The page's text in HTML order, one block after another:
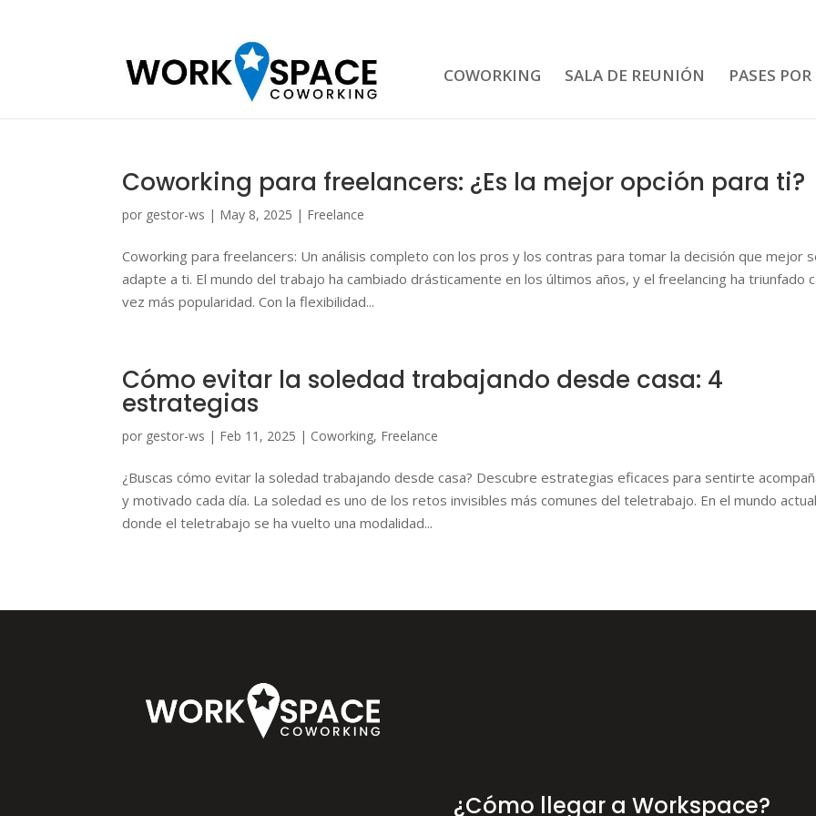
COWORKING SALA DE REUNIÓN PASES
Coworking para freelancers: ¿Es la mejor opción para ti?
por gestor-ws | May 8, 2025 | Freelance
Coworking para freelancers: Un análisis completo con los pros y los contras para tomar la decisión que mejor
adapte a ti. El mundo del trabajo ha cambiado drásticamente en los últimos años, y el freelancing ha triunfado
vez más popularidad. Con la flexibilidad...
Cómo evitar la soledad trabajando desde casa: 4
estrategias
por gestor-ws | Feb 11, 2025 | Coworking, Freelance
¿Buscas cómo evitar la soledad trabajando desde casa? Descubre estrategias eficaces para sentirte
y motivado cada día. La soledad es uno de los retos invisibles más comunes del teletrabajo. En el mundo
donde el teletrabajo se ha vuelto una modalidad...
¿Cómo llegar a Workspace?